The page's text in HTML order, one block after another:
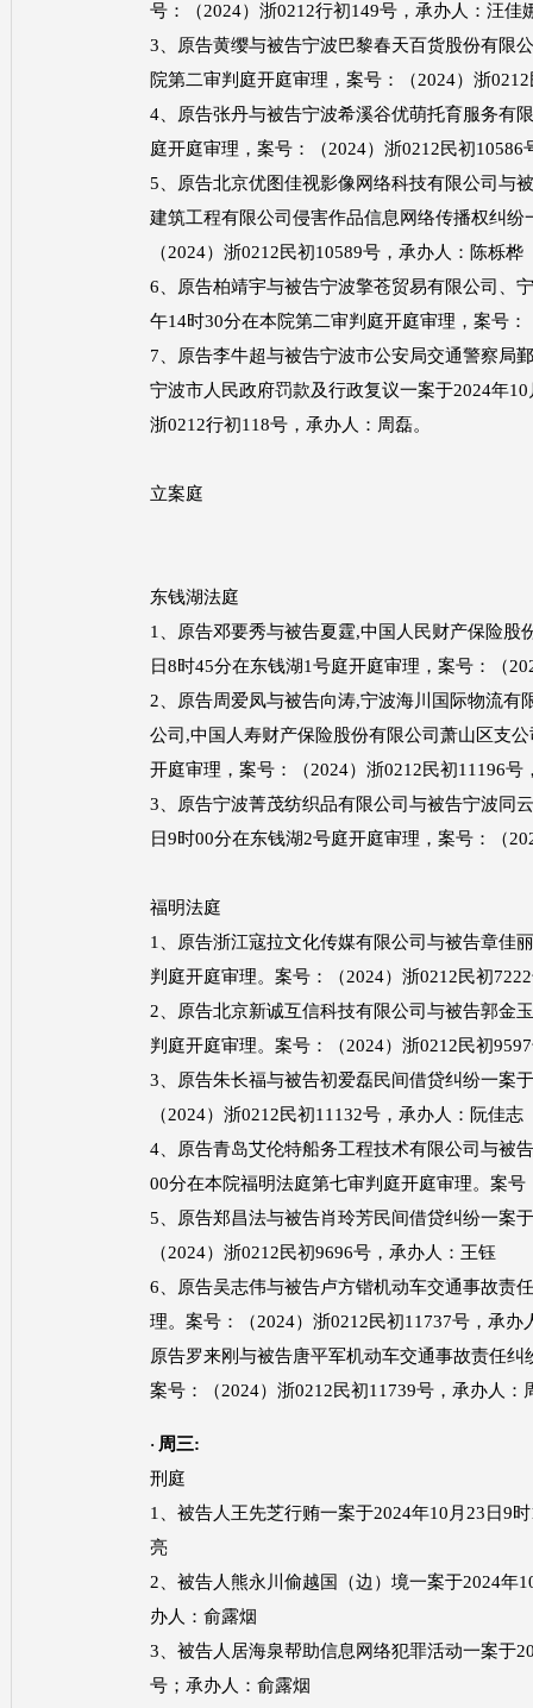
号：（2024）浙0212行初149号，承办人：汪佳
3、原告黄缨与被告宁波巴黎春天百货股份有限
院第二审判庭开庭审理，案号：（2024）浙
4、原告张丹与被告宁波希溪谷优萌托育服务有
庭开庭审理，案号：（2024）浙0212民初10586
5、原告北京优图佳视影像网络科技有限公司与
建筑工程有限公司侵害作品信息网络传播权纠
（2024）浙0212民初10589号，承办人：陈栎桦
6、原告柏靖宇与被告宁波擎苍贸易有限公司、
午14时30分在本院第二审判庭开庭审理，案号
7、原告李牛超与被告宁波市公安局交通警察局
宁波市人民政府罚款及行政复议一案于2024年
浙0212行初118号，承办人：周磊。
立案庭
东钱湖法庭
1、原告邓要秀与被告夏霆,中国人民财产保险股
日8时45分在东钱湖1号庭开庭审理，案号：（
2、原告周爱凤与被告向涛,宁波海川国际物流
公司,中国人寿财产保险股份有限公司萧山区支
开庭审理，案号：（2024）浙0212民初11196号
3、原告宁波菁茂纺织品有限公司与被告宁波同
日9时00分在东钱湖2号庭开庭审理，案号：（
福明法庭
1、原告浙江寇拉文化传媒有限公司与被告章佳
判庭开庭审理。案号：（2024）浙0212民初
2、原告北京新诚互信科技有限公司与被告郭金
判庭开庭审理。案号：（2024）浙0212民初
3、原告朱长福与被告初爱磊民间借贷纠纷一案
（2024）浙0212民初11132号，承办人：阮佳志
4、原告青岛艾伦特船务工程技术有限公司与被
00分在本院福明法庭第七审判庭开庭审理。案
5、原告郑昌法与被告肖玲芳民间借贷纠纷一案
（2024）浙0212民初9696号，承办人：王钰
6、原告吴志伟与被告卢方锴机动车交通事故责
理。案号：（2024）浙0212民初11737号，承办
原告罗来刚与被告唐平军机动车交通事故责任纠
案号：（2024）浙0212民初11739号，承办人：
· 周三:
刑庭
1、被告人王先芝行贿一案于2024年10月23日9
亮
2、被告人熊永川偷越国（边）境一案于2024年
办人：俞露烟
3、被告人居海泉帮助信息网络犯罪活动一案于
号；承办人：俞露烟